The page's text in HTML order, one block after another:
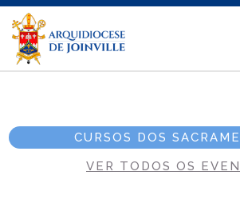
CURSOS DOS
VER TODOS OS